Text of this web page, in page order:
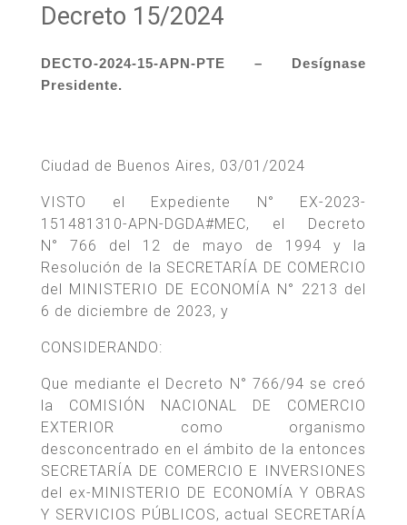
Decreto 15/2024
DECTO-2024-15-APN-PTE – Desígnase
Presidente.
Ciudad de Buenos Aires, 03/01/2024
VISTO el Expediente N° EX-2023-
151481310-APN-DGDA#MEC, el Decreto
N° 766 del 12 de mayo de 1994 y la
Resolución de la SECRETARÍA DE COMERCIO
del MINISTERIO DE ECONOMÍA N° 2213 del
6 de diciembre de 2023, y
CONSIDERANDO:
Que mediante el Decreto N° 766/94 se creó
la COMISIÓN NACIONAL DE COMERCIO
EXTERIOR como organismo
desconcentrado en el ámbito de la entonces
SECRETARÍA DE COMERCIO E INVERSIONES
del ex-MINISTERIO DE ECONOMÍA Y OBRAS
Y SERVICIOS PÚBLICOS, actual SECRETARÍA